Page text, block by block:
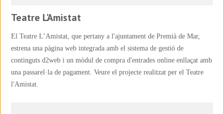
Teatre L’Amistat
El Teatre L’Amistat, que pertany a l'ajuntament de Premià de Mar,
estrena una pàgina web integrada amb el sistema de gestió de
continguts d2web i un mòdul de compra d'entrades online enllaçat amb
una passarel·la de pagament. Veure el projecte realitzat per el Teatre
l'Amistat.